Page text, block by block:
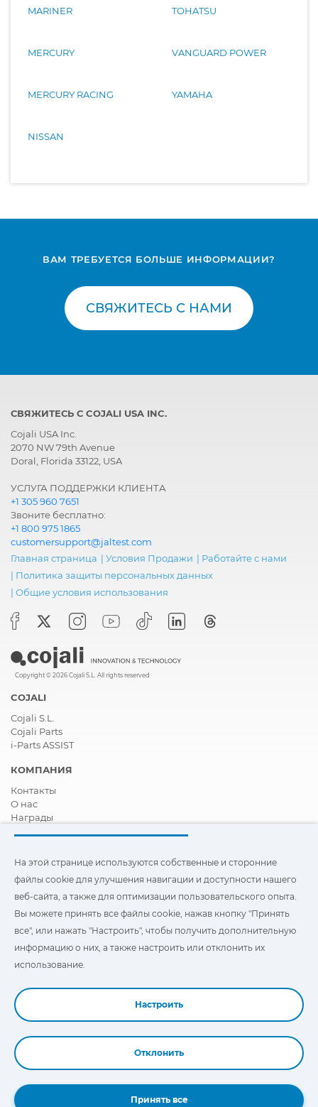
MARINER
MERCURY
MERCURY RACING
NISSAN
TOHATSU
VANGUARD POWER
YAMAHA
ВАМ ТРЕБУЕТСЯ БОЛЬШЕ ИНФОРМАЦИИ?
СВЯЖИТЕСЬ С НАМИ
СВЯЖИТЕСЬ С COJALI USA INC.
Cojali USA Inc.
2070 NW 79th Avenue
Doral, Florida 33122, USA
УСЛУГА ПОДДЕРЖКИ КЛИЕНТА
+1 305 960 7651
Звоните бесплатно:
+1 800 975 1865
customersupport@jaltest.com
Главная страница | Условия Продажи | Работайте с нами
| Политика защиты персональных данных
| Общие условия использования
Copyright © 2026 Cojali S.L. All rights reserved
COJALI
Cojali S.L.
Cojali Parts
i-Parts ASSIST
КОМПАНИЯ
Контакты
О нас
Награды
Стать дистрибьютором
Видео
FAQ - ЧАСТО ЗАДАВАЕМЫЕ ВОПРОСЫ
оптимизировать взаимодействие с пользователем, на этом
сайте используются наши собственные и сторонние файлы
"Cookies". Вы можете нажать на
отказаться от их использования.
На этой странице используются собственные и сторонние
файлы cookie для улучшения навигации и доступности нашего
веб-сайта, а также для оптимизации пользовательского опыта.
Вы можете принять все файлы cookie, нажав кнопку "Принять
все", или нажать "Настроить", чтобы получить дополнительную
информацию о них, а также настроить или отклонить их
использование.
Настроить
Отклонить
Принять все